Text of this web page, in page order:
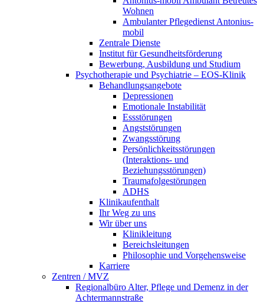
Wohnen
Ambulanter Pflegedienst Antonius-
mobil
Zentrale Dienste
Institut für Gesundheitsförderung
Bewerbung, Ausbildung und Studium
Psychotherapie und Psychiatrie – EOS-Klinik
Behandlungsangebote
Depressionen
Emotionale Instabilität
Essstörungen
Angststörungen
Zwangsstörung
Persönlichkeitsstörungen
(Interaktions- und
Beziehungsstörungen)
Traumafolgestörungen
ADHS
Klinikaufenthalt
Ihr Weg zu uns
Wir über uns
Klinikleitung
Bereichsleitungen
Philosophie und Vorgehensweise
Karriere
Zentren / MVZ
Regionalbüro Alter, Pflege und Demenz in der
Achtermannstraße